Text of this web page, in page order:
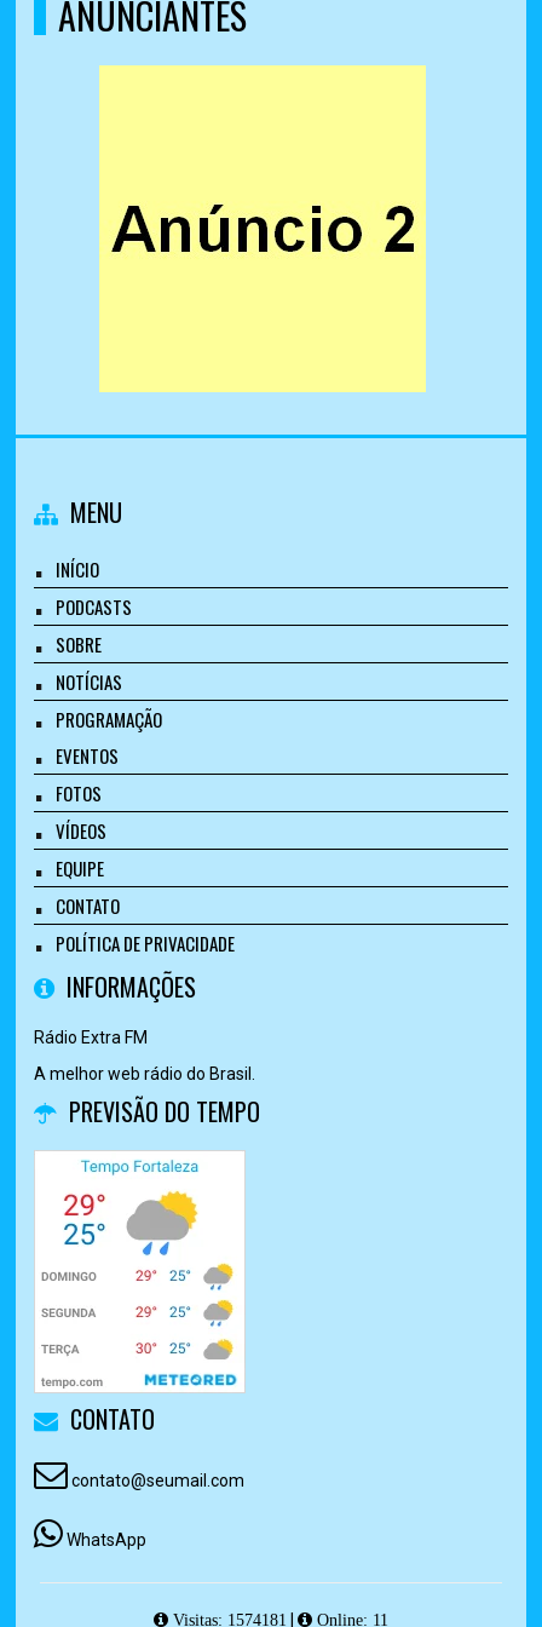
ANUNCIANTES
MENU
INÍCIO
PODCASTS
SOBRE
NOTÍCIAS
PROGRAMAÇÃO
EVENTOS
FOTOS
VÍDEOS
EQUIPE
CONTATO
POLÍTICA DE PRIVACIDADE
INFORMAÇÕES
Rádio Extra FM
A melhor web rádio do Brasil.
PREVISÃO DO TEMPO
CONTATO
contato@seumail.com
WhatsApp
Visitas: 1574181 Online: 11